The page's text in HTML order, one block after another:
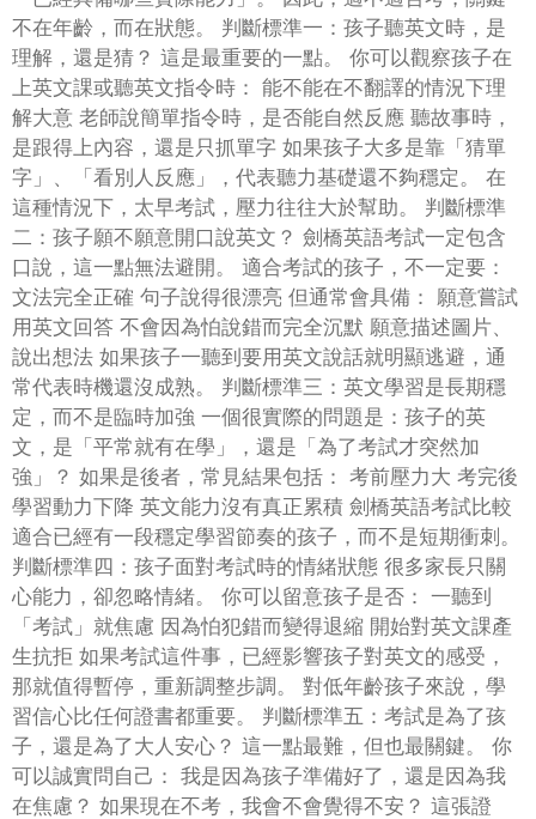
不在年齡，而在狀態。 判斷標準一：孩子聽英文時，是
理解，還是猜？ 這是最重要的一點。 你可以觀察孩子在
上英文課或聽英文指令時： 能不能在不翻譯的情況下理
解大意 老師說簡單指令時，是否能自然反應 聽故事時，
是跟得上內容，還是只抓單字 如果孩子大多是靠「猜單
字」、「看別人反應」，代表聽力基礎還不夠穩定。 在
這種情況下，太早考試，壓力往往大於幫助。 判斷標準
二：孩子願不願意開口說英文？ 劍橋英語考試一定包含
口說，這一點無法避開。 適合考試的孩子，不一定要：
文法完全正確 句子說得很漂亮 但通常會具備： 願意嘗試
用英文回答 不會因為怕說錯而完全沉默 願意描述圖片、
說出想法 如果孩子一聽到要用英文說話就明顯逃避，通
常代表時機還沒成熟。 判斷標準三：英文學習是長期穩
定，而不是臨時加強 一個很實際的問題是：孩子的英
文，是「平常就有在學」，還是「為了考試才突然加
強」？ 如果是後者，常見結果包括： 考前壓力大 考完後
學習動力下降 英文能力沒有真正累積 劍橋英語考試比較
適合已經有一段穩定學習節奏的孩子，而不是短期衝刺。
判斷標準四：孩子面對考試時的情緒狀態 很多家長只關
心能力，卻忽略情緒。 你可以留意孩子是否： 一聽到
「考試」就焦慮 因為怕犯錯而變得退縮 開始對英文課產
生抗拒 如果考試這件事，已經影響孩子對英文的感受，
那就值得暫停，重新調整步調。 對低年齡孩子來說，學
習信心比任何證書都重要。 判斷標準五：考試是為了孩
子，還是為了大人安心？ 這一點最難，但也最關鍵。 你
可以誠實問自己： 我是因為孩子準備好了，還是因為我
在焦慮？ 如果現在不考，我會不會覺得不安？ 這張證